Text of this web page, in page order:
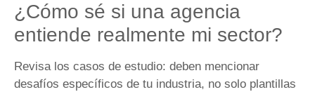
¿Cómo sé si una agencia
entiende realmente mi sector?
Revisa los casos de estudio: deben mencionar
desafíos específicos de tu industria, no solo plantillas